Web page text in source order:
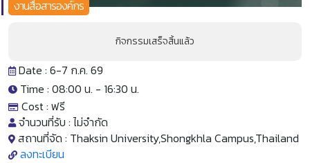
งานสื่อสารองค์กร
กิจกรรมเสร็จสิ้นแล้ว
Date : 6-7 ก.ค. 69
Time : 08:00 น. - 16:30 น.
Cost : ฟรี
จำนวนที่รับ : ไม่จำกัด
สถานที่จัด : Thaksin University,Shongkhla Campus,Thailand
ลงทะเบียน